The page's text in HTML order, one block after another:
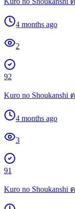
4 months ago
2
92
Kuro no Shoukanshi
4 months ago
3
91
Kuro no Shoukanshi